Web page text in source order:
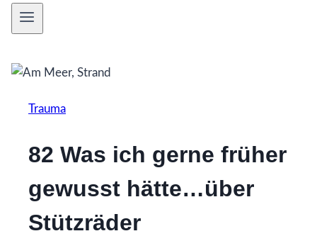
Trauma
82 Was ich gerne früher
gewusst hätte…über
Stützräder